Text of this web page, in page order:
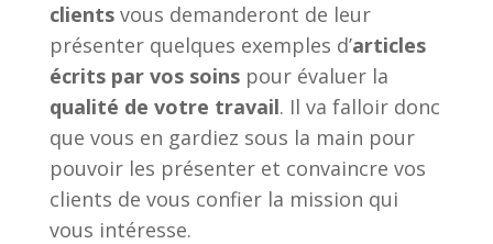
clientsvous demanderont de leur
présenter quelques exemples d’articles
écrits par vos soinspour évaluer la
qualité de votre travail. Il va falloir donc
que vous en gardiez sous la main pour
pouvoir les présenter et convaincre vos
clients de vous confier la mission qui
vous intéresse.